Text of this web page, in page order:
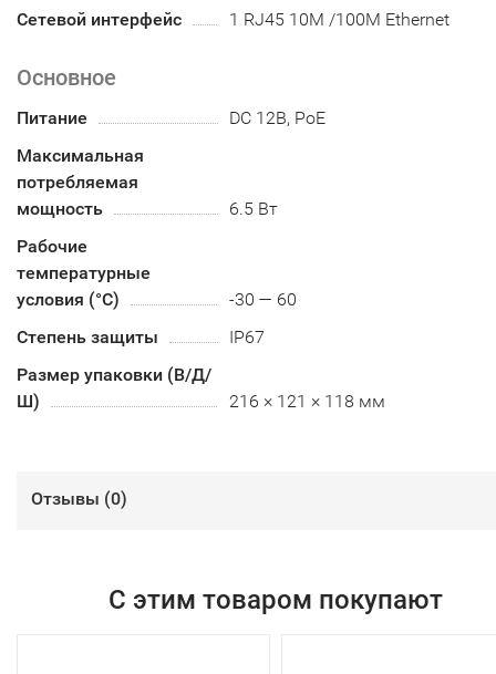
Сетевой интерфейс 1 RJ45 10M /100M Ethernet
Основное
Питание
DC 12В, PoE
Максимальная
потребляемая
мощность
6.5 Вт
Рабочие
температурные
условия (°С)
-30 — 60
Степень защиты
IP67
Размер упаковки (В/Д/
Ш)
216 × 121 × 118 мм
Отзывы (0)
С этим товаром покупают